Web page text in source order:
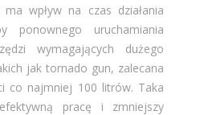
ma wpływ na czas działania
ponownego uruchamiania
wymagających dużego
jak tornado gun, zalecana
co najmniej 100 litrów. Taka
pracę i zmniejszy